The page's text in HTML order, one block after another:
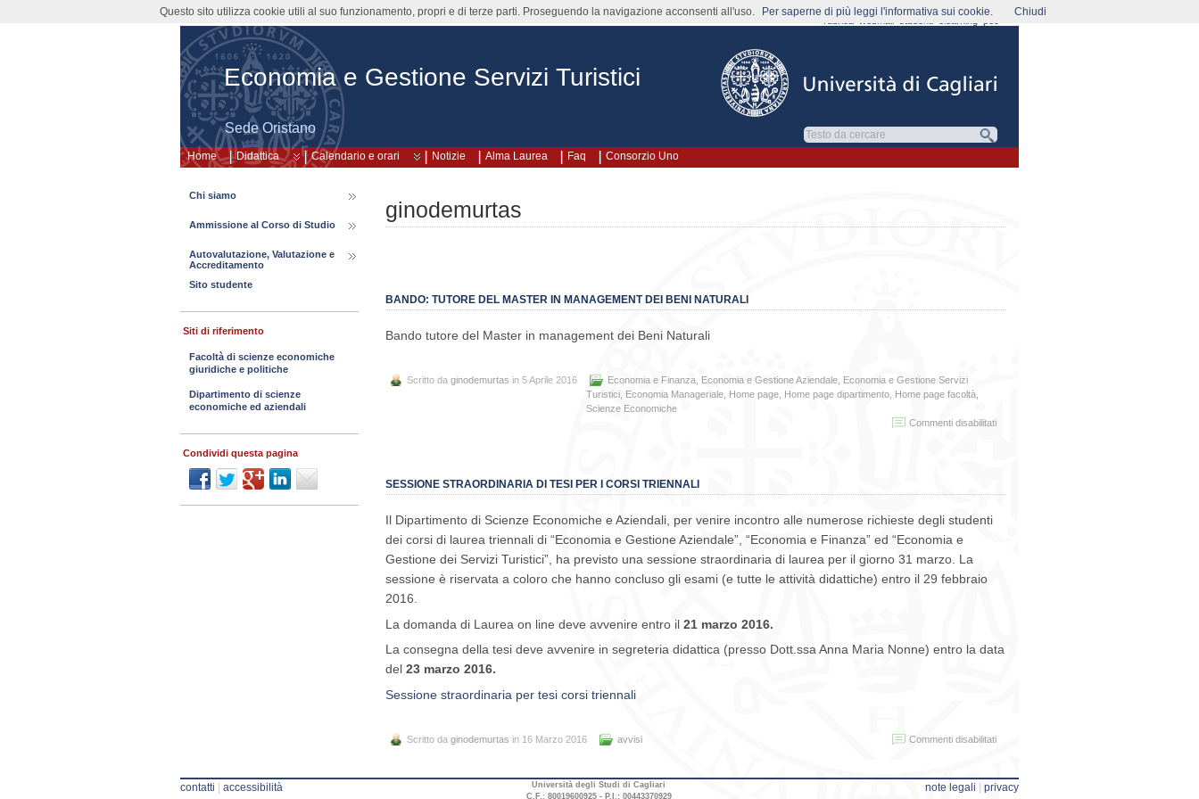
Economia e Gestione Servizi Turistici
Sede Oristano
Home
rubrica webmail
Didattica Calendario e orari Notizie Alma Laurea Faq Consorzio Uno
ginodemurtas
BANDO: TUTORE DEL MASTER IN MANAGEMENT DEI BENI NATURALI
Bando tutore del Master in management dei Beni Naturali
Scritto da ginodemurtas in 5 Aprile 2016 Economia e Finanza Economia e Gestione Aziendale Economia e Gestione Servizi
Turistici Economia Manageriale Home page Home page dipartimento Home page facoltà
Scienze Economiche
Commenti disabilitatisu
in
SESSIONE STRAORDINARIA DI TESI PER I CORSI TRIENNALI
Il Dipartimento di Scienze Economiche e Aziendali, per venire incontro alle numerose richieste degli studenti
dei corsi di laurea triennali di “Economia e Gestione Aziendale”, “Economia e Finanza” ed “Economia e
Gestione dei Servizi Turistici”, ha previsto una sessione straordinaria di laurea per il giorno 31 marzo. La
sessione è riservata a coloro che hanno concluso gli esami (e tutte le attività didattiche) entro il 29 febbraio
2016.
La domanda di Laurea on line deve avvenire entro il 21 marzo 2016.
La consegna della tesi deve avvenire in segreteria didattica (presso Dott.ssa Anna Maria Nonne) entro la data
del 23 marzo 2016.
Sessione straordinaria per tesi corsi triennali
Scritto da ginodemurtas in 16 Marzo 2016 avvisi Commenti disabilitatisu
di
Chi siamo
Ammissione al Corso di Studio
Autovalutazione, Valutazione e
Accreditamento
Sito studente
Siti di riferimento
Facoltà di scienze economiche
giuridiche e politiche
Dipartimento di scienze
economiche ed aziendali
Condividi questa pagina
contatti accessibilità
Università degli Studi di Cagliari
C.F.: 80019600925 - P.I.: 00443370929
note legali privacy
Questo sito utilizza cookie utili al suo funzionamento, propri e di terze parti. Proseguendo la navigazione acconsenti all'uso. Per saperne di più leggi l'informativa sui cookie. Chiudi